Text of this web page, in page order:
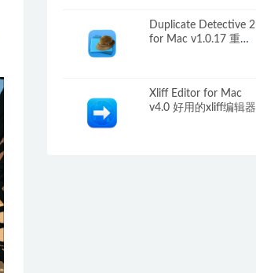
Duplicate Detective 2
for Mac v1.0.17 重复
Xliff Editor for Mac
v4.0 好用的xliff编辑器